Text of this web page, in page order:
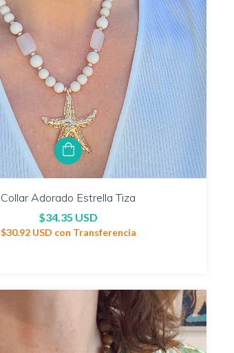
Collar Adorado Estrella Tiza
$34.35 USD
$30.92 USD con Transferencia